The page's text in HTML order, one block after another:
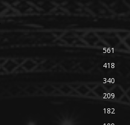
561
418
340
209
182